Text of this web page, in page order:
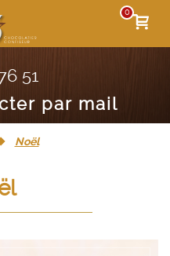
0
51
par mail
Noël